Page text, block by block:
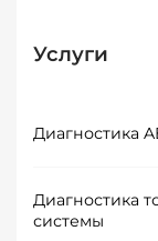
Услуги
Диагностика
Диагностика
системы